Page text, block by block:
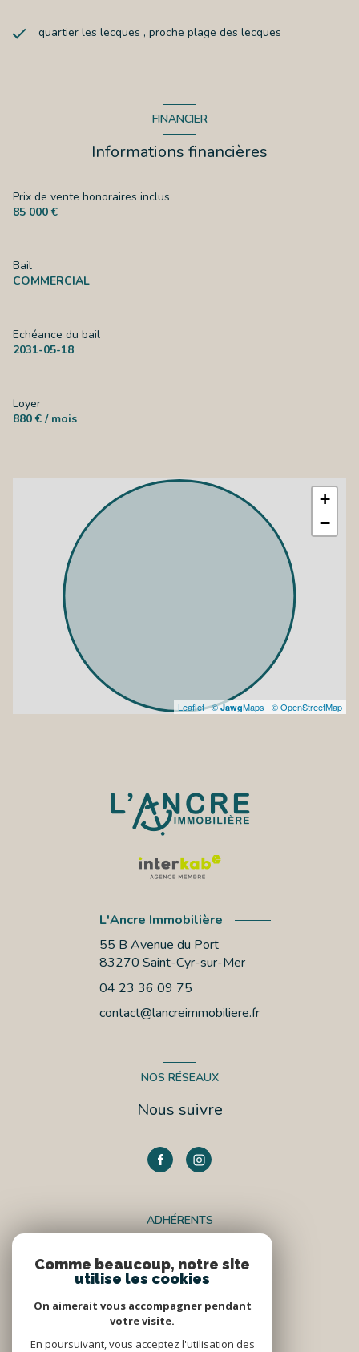
quartier les lecques , proche plage des lecques
FINANCIER
Informations financières
Prix de vente honoraires inclus
85 000 €
Bail
COMMERCIAL
Echéance du bail
2031-05-18
Loyer
880 € / mois
+
−
Leaflet|©JawgMaps | © OpenStreetMap
L'Ancre Immobilière
55 B Avenue du Port
83270 Saint-Cyr-sur-Mer
04 23 36 09 75
contact@lancreimmobiliere.fr
NOS RÉSEAUX
Nous suivre
ADHÉRENTS
Comme beaucoup, notre site
utilise les cookies
On aimerait vous accompagner pendant
votre visite.
En poursuivant, vous acceptez l'utilisation des